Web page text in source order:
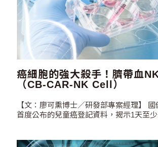
癌細胞的強大殺手！臍帶血
（CB-CAR-NK Cell）
【文：廖可熏博士／研發部專案經理】 國健署於今年4月
首度公布的兒童癌登記資料，揭示1天至